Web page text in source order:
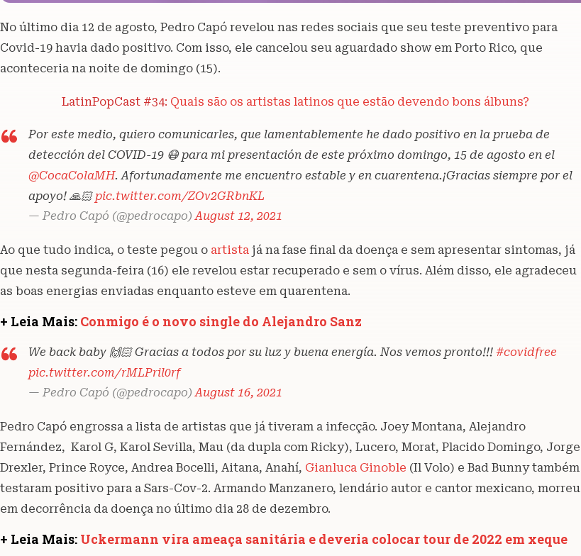
No último dia 12 de agosto, Pedro Capó revelou nas redes sociais que seu teste preventivo para
Covid-19 havia dado positivo. Com isso, ele cancelou seu aguardado show em Porto Rico, que
aconteceria na noite de domingo (15).
LatinPopCast #34: Quais são os artistas latinos que estão devendo bons álbuns?
Por este medio, quiero comunicarles, que lamentablemente he dado positivo en la prueba de
detección del COVID-19 😷 para mi presentación de este próximo domingo, 15 de agosto en el
@CocaColaMH. Afortunadamente me encuentro estable y en cuarentena.¡Gracias siempre por el
apoyo! 🙏🏻 pic.twitter.com/ZOv2GRbnKL
— Pedro Capó (@pedrocapo)August 12, 2021
Ao que tudo indica, o teste pegou o artista já na fase final da doença e sem apresentar sintomas, já
que nesta segunda-feira (16) ele revelou estar recuperado e sem o vírus. Além disso, ele agradeceu
as boas energias enviadas enquanto esteve em quarentena.
+ Leia Mais: Conmigo é o novo single do Alejandro Sanz
We back baby 🙌🏻 Gracias a todos por su luz y buena energía. Nos vemos pronto!!! #covidfree
pic.twitter.com/rMLPril0rf
— Pedro Capó (@pedrocapo)August 16, 2021
Pedro Capó engrossa a lista de artistas que já tiveram a infecção. Joey Montana, Alejandro
Fernández, Karol G, Karol Sevilla, Mau (da dupla com Ricky), Lucero, Morat, Placido Domingo, Jorge
Drexler, Prince Royce, Andrea Bocelli, Aitana, Anahí, Gianluca Ginoble (Il Volo) e Bad Bunny também
testaram positivo para a Sars-Cov-2. Armando Manzanero, lendário autor e cantor mexicano, morreu
em decorrência da doença no último dia 28 de dezembro.
+ Leia Mais: Uckermann vira ameaça sanitária e deveria colocar tour de 2022 em xeque